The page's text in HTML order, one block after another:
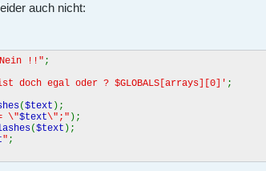
auch nicht:
!!" ;
doch egal oder ? $GLOBALS[arrays][0]' ;
($text );
\"$text\";" );
($text );
" ;